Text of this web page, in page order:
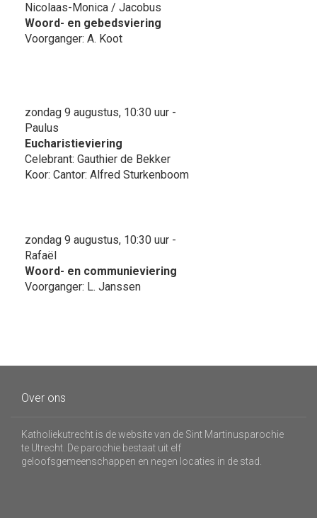
Nicolaas-Monica / Jacobus
Woord- en gebedsviering
Voorganger: A. Koot
zondag 9 augustus, 10:30 uur -
Paulus
Eucharistieviering
Celebrant: Gauthier de Bekker
Koor: Cantor: Alfred Sturkenboom
zondag 9 augustus, 10:30 uur -
Rafaël
Woord- en communieviering
Voorganger: L. Janssen
Over ons
Katholiekutrecht is de website van de Sint Martinusparochie
te Utrecht. De parochie bestaat uit elf
geloofsgemeenschappen en negen locaties in de stad.